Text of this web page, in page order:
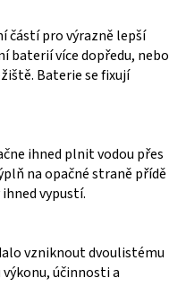
částí pro výrazně lepší
baterií více dopředu, nebo
Baterie se fixují
ihned plnit vodou přes
na opačné straně přídě
vypustí.
vzniknout dvoulistému
účinnosti a